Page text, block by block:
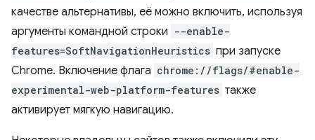
качестве альтернативы, её можно включить, используя
аргументы командной строки --enable-
features=SoftNavigationHeuristics при запуске
Chrome. Включение флага chrome://flags/#enable-
experimental-web-platform-features также
активирует мягкую навигацию.